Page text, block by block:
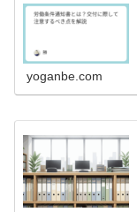
yoganbe.com